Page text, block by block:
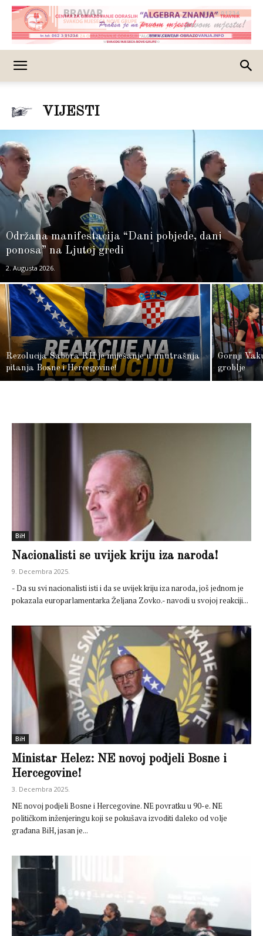
VIJESTI
Održana manifestacija “Dani pobjede, dani
ponosa” na Ljutoj gredi
2. Augusta 2026.
Rezolucija Sabora RH je miješanje u unutrašnja
pitanja Bosne i Hercegovine!
Gornji
groblje
BiH
Nacionalisti se uvijek kriju iza naroda!
9. Decembra 2025.
- Da su svi nacionalisti isti i da se uvijek kriju iza naroda, još jednom je
pokazala europarlamentarka Željana Zovko.- navodi u svojoj reakciji...
BiH
Ministar Helez: NE novoj podjeli Bosne i
Hercegovine!
3. Decembra 2025.
NE novoj podjeli Bosne i Hercegovine. NE povratku u 90-e. NE
političkom inženjeringu koji se pokušava izvoditi daleko od volje
građana BiH, jasan je...